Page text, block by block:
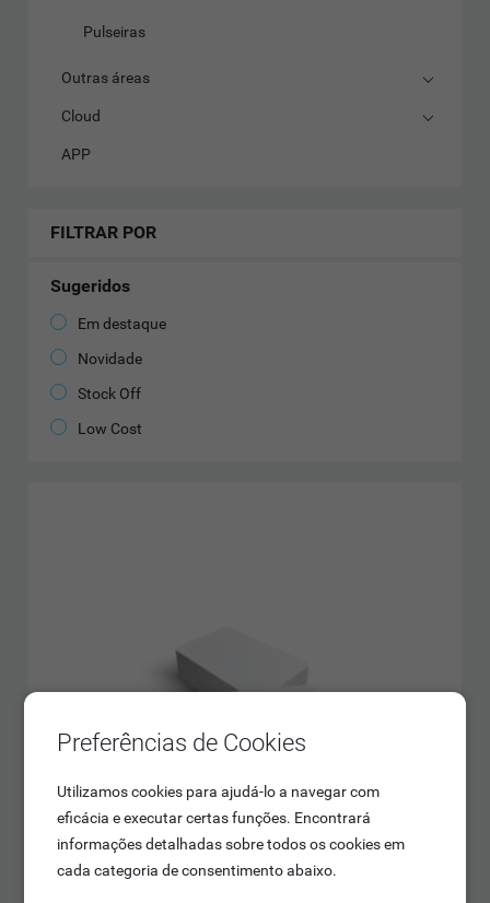
Pulseiras
Outras áreas
Cloud
APP
FILTRAR POR
Sugeridos
Em destaque
Novidade
Stock Off
Low Cost
Preferências de Cookies
Utilizamos cookies para ajudá-lo a navegar com
eficácia e executar certas funções. Encontrará
informações detalhadas sobre todos os cookies em
cada categoria de consentimento abaixo.